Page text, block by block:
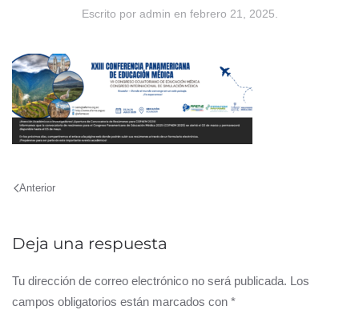
Escrito por admin en febrero 21, 2025
Anterior
Deja una respuesta
Tu dirección de correo electrónico no será publicada. Los
campos obligatorios están marcados con *